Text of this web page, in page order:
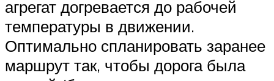
агрегат догревается до рабочей
температуры в движении.
Оптимально спланировать заранее
маршрут так, чтобы дорога была